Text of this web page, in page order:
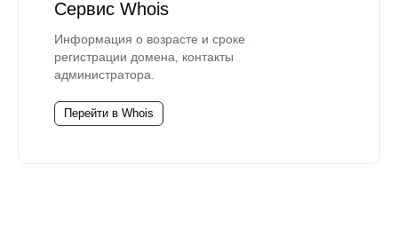
Сервис Whois
Информация о возрасте и сроке
регистрации домена, контакты
администратора.
Перейти в Whois